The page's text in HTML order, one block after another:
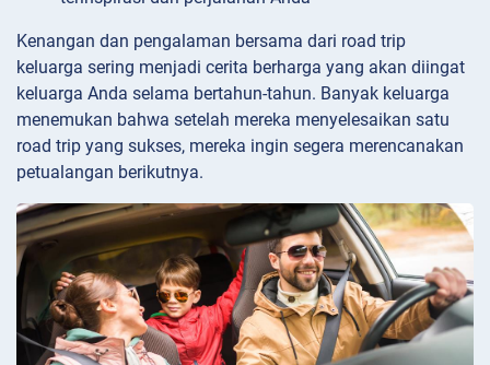
Kenangan dan pengalaman bersama dari road trip
keluarga sering menjadi cerita berharga yang akan diingat
keluarga Anda selama bertahun-tahun. Banyak keluarga
menemukan bahwa setelah mereka menyelesaikan satu
road trip yang sukses, mereka ingin segera merencanakan
petualangan berikutnya.